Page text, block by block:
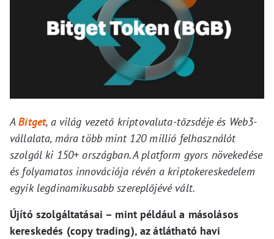
ABitget, a világ vezető kriptovaluta-tőzsdéje és Web3-
vállalata, mára több mint 120 millió felhasználót
szolgál ki 150+ országban. A platform gyors növekedése
és folyamatos innovációja révén a kriptokereskedelem
egyik legdinamikusabb szereplőjévé vált.
Újító szolgáltatásai – mint például a másolásos
kereskedés (copy trading), az átlátható havi